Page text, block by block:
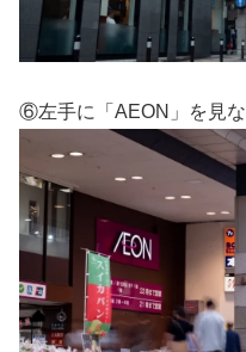
⑥左手に「AEON」を見な